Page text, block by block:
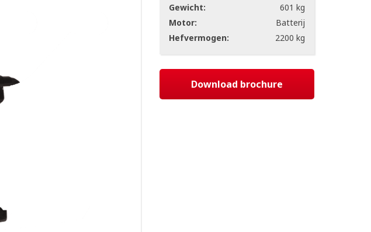
Gewicht:
601 kg
Motor:
Batterij
Hefvermogen:
2200 kg
Download brochure